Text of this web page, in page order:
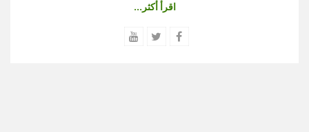
اقرأ أكثر...